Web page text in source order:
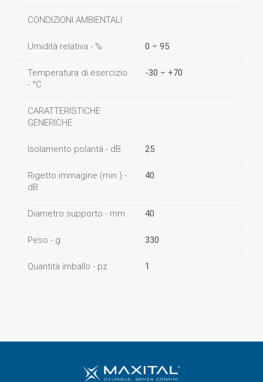
CONDIZIONI AMBIENTALI
Umidità relativa - % 0 ÷ 95
Temperatura di esercizio
- °C
-30 ÷ +70
CARATTERISTICHE
GENERICHE
Isolamento polarità - dB 25
Rigetto immagine (min.) -
dB
40
Diametro supporto - mm 40
Peso - g 330
Quantità imballo - pz 1